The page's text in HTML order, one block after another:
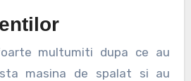
multumiti dupa ce au
masina de spalat si au